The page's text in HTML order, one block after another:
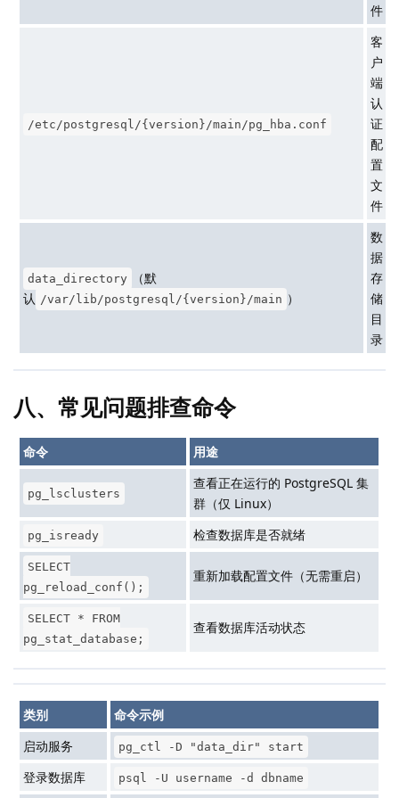
件
/etc/postgresql/{version}/main/pg_hba.conf
客
户
端
认
证
配
置
文
件
data_directory
（默
认 /var/lib/postgresql/{version}/main ）
数
据
存
储
目
录
八、常见问题排查命令
命令 用途
pg_lsclusters
查看正在运行的 PostgreSQL 集
群（仅 Linux）
pg_isready 检查数据库是否就绪
SELECT
pg_reload_conf();
重新加载配置文件（无需重启）
SELECT * FROM
pg_stat_database;
查看数据库活动状态
类别
命令示例
启动服务
pg_ctl -D "data_dir" start
登录数据库 psql -U username -d dbname